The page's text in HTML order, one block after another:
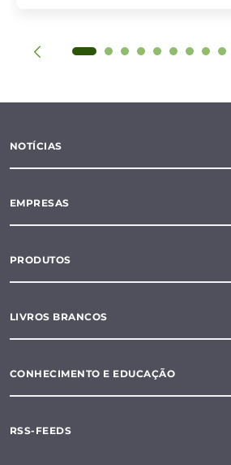
NOTÍCIAS
EMPRESAS
PRODUTOS
LIVROS BRANCOS
CONHECIMENTO E EDUCAÇÃO
RSS-FEEDS